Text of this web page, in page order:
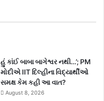
હું કાંઈ બાબા બાગેશ્વર નથી…’; PM
મોદીએ IIT દિલ્હીના વિદ્યાર્થીઓ
સમક્ષ કેમ કહી આ વાત?
August 8, 2026